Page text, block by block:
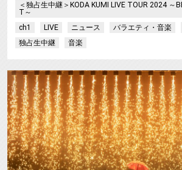
＜独占生中継＞KODA KUMI LIVE TOUR 2024 ～
T～
ch1
LIVE ニュース バラエティ・音楽
独占生中継
音楽